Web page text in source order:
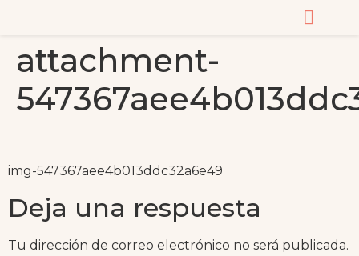
attachment-
img-547367aee4b013ddc32a6e49
Deja una respuesta
Tu dirección de correo electrónico no será publicada.